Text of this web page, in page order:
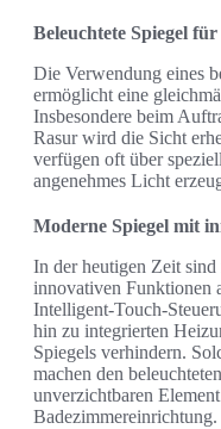
Beleuchtete Spiegel
Die Verwendung eines
ermöglicht eine
Insbesondere beim
Rasur wird die Sicht
verfügen oft über
angenehmes Licht
Moderne Spiegel mit
In der heutigen Zeit sind
innovativen Funktionen
Intelligent-Touch-
hin zu integrierten
Spiegels verhindern.
machen den beleuchteten
unverzichtbaren
Badezimmereinrichtung.